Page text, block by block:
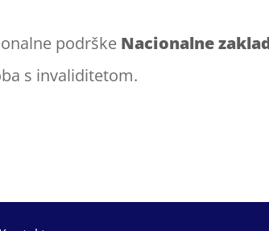
podrške Nacionalne
s invaliditetom.